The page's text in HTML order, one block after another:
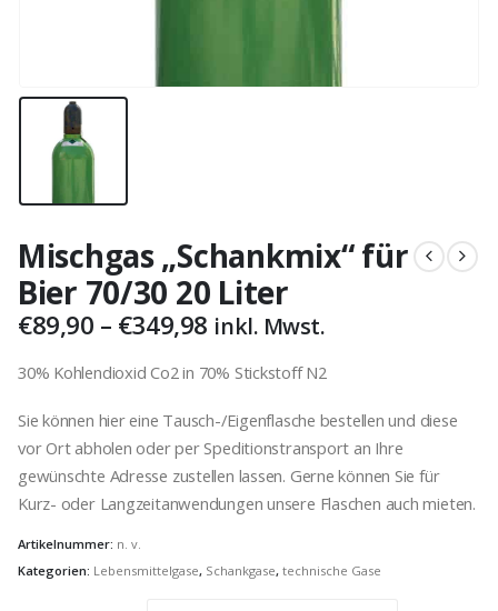
Mischgas „Schankmix“ für
Bier 70/30 20 Liter
€89,90 – €349,98Preisspanne:
bis
inkl. Mwst.
30% Kohlendioxid Co2 in 70% Stickstoff N2
Sie können hier eine Tausch-/Eigenflasche bestellen und diese
vor Ort abholen oder per Speditionstransport an Ihre
gewünschte Adresse zustellen lassen. Gerne können Sie für
Kurz- oder Langzeitanwendungen unsere Flaschen auch mieten.
Artikelnummer: n. v.
Kategorien: Lebensmittelgase, Schankgase, technische Gase